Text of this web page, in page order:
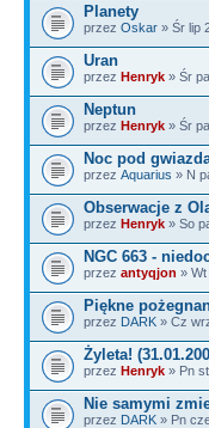
Planety
przez Oskar » Śr lip
Uran
przez Henryk » Śr
Neptun
przez Henryk » Śr
Noc pod
przez Aquarius » N
Obserwacje z
przez Henryk » So
NGC 663 -
przez antyqjon »
Piękne
przez DARK » Cz
Żyleta!
przez Henryk » Pn
Nie samymi
przez DARK » Pn